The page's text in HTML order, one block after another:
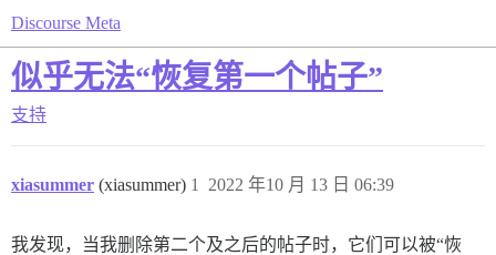
Discourse Meta
似乎无法“恢复第一个帖子”
支持
xiasummer (xiasummer) 2022 年10 月 13 日 06:39
1
我发现，当我删除第二个及之后的帖子时，它们可以被“恢